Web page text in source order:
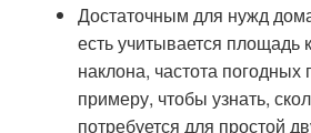
Достаточным для нужд
есть учитывается площадь
наклона, частота
примеру, чтобы узнать,
потребуется для простой